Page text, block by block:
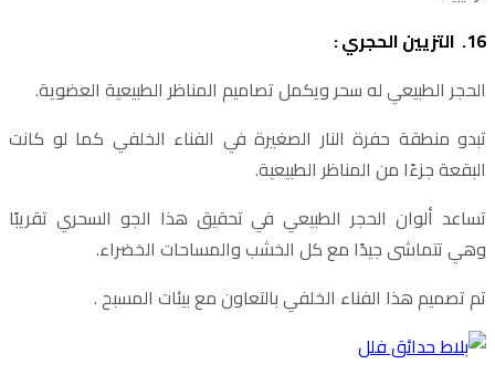
16. التزيين الحجري :
الحجر الطبيعي له سحر ويكمل تصاميم المناظر الطبيعية العضوية.
تبدو منطقة حفرة النار الصغيرة في الفناء الخلفي كما لو كانت
البقعة جزءًا من المناظر الطبيعية.
تساعد ألوان الحجر الطبيعي في تحقيق هذا الجو السحري تقريبًا
وهي تتماشى جيدًا مع كل الخشب والمساحات الخضراء.
تم تصميم هذا الفناء الخلفي بالتعاون مع بيئات المسبح .